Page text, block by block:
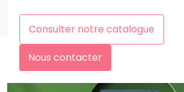
Consulter notre catalogue
Nous contacter